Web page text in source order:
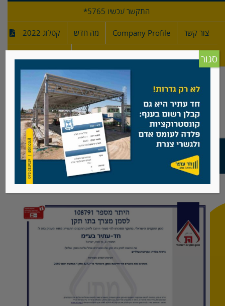
התקשר עכשיו 5765*
צור קשר Company Profile מה חדש קטלוג 2022
גדרות עם תקן ישראלי ת"י 4273 חלק 1
סגור